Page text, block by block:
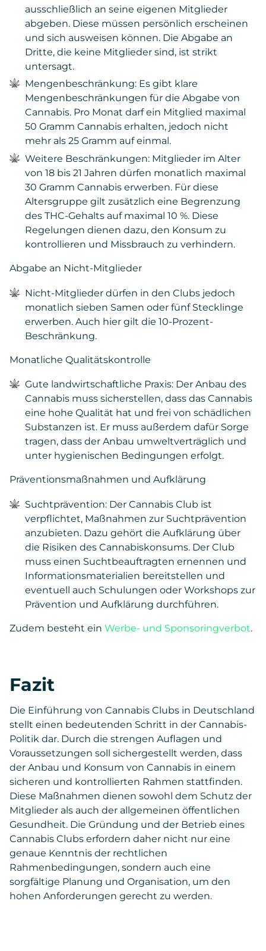
ausschließlich an seine eigenen Mitglieder
abgeben. Diese müssen persönlich erscheinen
und sich ausweisen können. Die Abgabe an
Dritte, die keine Mitglieder sind, ist strikt
untersagt.
Mengenbeschränkung: Es gibt klare
Mengenbeschränkungen für die Abgabe von
Cannabis. Pro Monat darf ein Mitglied maximal
50 Gramm Cannabis erhalten, jedoch nicht
mehr als 25 Gramm auf einmal.
Weitere Beschränkungen: Mitglieder im Alter
von 18 bis 21 Jahren dürfen monatlich maximal
30 Gramm Cannabis erwerben. Für diese
Altersgruppe gilt zusätzlich eine Begrenzung
des THC-Gehalts auf maximal 10 %. Diese
Regelungen dienen dazu, den Konsum zu
kontrollieren und Missbrauch zu verhindern.
Abgabe an Nicht-Mitglieder
Nicht-Mitglieder dürfen in den Clubs jedoch
monatlich sieben Samen oder fünf Stecklinge
erwerben. Auch hier gilt die 10-Prozent-
Beschränkung.
Monatliche Qualitätskontrolle
Gute landwirtschaftliche Praxis: Der Anbau des
Cannabis muss sicherstellen, dass das Cannabis
eine hohe Qualität hat und frei von schädlichen
Substanzen ist. Er muss außerdem dafür Sorge
tragen, dass der Anbau umweltverträglich und
unter hygienischen Bedingungen erfolgt.
Präventionsmaßnahmen und Aufklärung
Suchtprävention: Der Cannabis Club ist
verpflichtet, Maßnahmen zur Suchtprävention
anzubieten. Dazu gehört die Aufklärung über
die Risiken des Cannabiskonsums. Der Club
muss einen Suchtbeauftragten ernennen und
Informationsmaterialien bereitstellen und
eventuell auch Schulungen oder Workshops zur
Prävention und Aufklärung durchführen.
Zudem besteht ein Werbe- und Sponsoringverbot.
Fazit
Die Einführung von Cannabis Clubs in Deutschland
stellt einen bedeutenden Schritt in der Cannabis-
Politik dar. Durch die strengen Auflagen und
Voraussetzungen soll sichergestellt werden, dass
der Anbau und Konsum von Cannabis in einem
sicheren und kontrollierten Rahmen stattfinden.
Diese Maßnahmen dienen sowohl dem Schutz der
Mitglieder als auch der allgemeinen öffentlichen
Gesundheit. Die Gründung und der Betrieb eines
Cannabis Clubs erfordern daher nicht nur eine
genaue Kenntnis der rechtlichen
Rahmenbedingungen, sondern auch eine
sorgfältige Planung und Organisation, um den
hohen Anforderungen gerecht zu werden.